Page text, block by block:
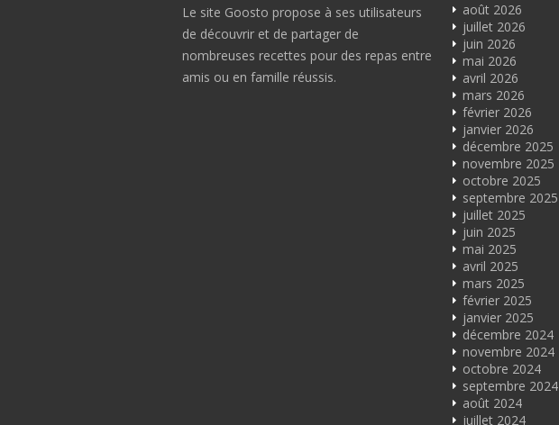
Le site Goosto propose à ses utilisateurs
de découvrir et de partager de
nombreuses recettes pour des repas entre
amis ou en famille réussis.
août 2026
juillet 2026
juin 2026
mai 2026
avril 2026
mars 2026
février 2026
janvier 2026
décembre 2025
novembre 2025
octobre 2025
septembre 2025
juillet 2025
juin 2025
mai 2025
avril 2025
mars 2025
février 2025
janvier 2025
décembre 2024
novembre 2024
octobre 2024
septembre 2024
août 2024
juillet 2024